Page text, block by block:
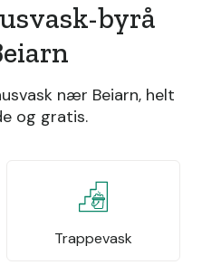
byrå
nær Beiarn, helt
og gratis.
Trappevask